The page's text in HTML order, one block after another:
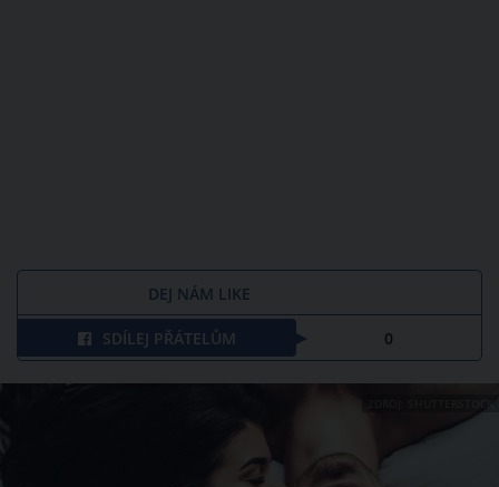
DEJ NÁM LIKE
SDÍLEJ PŘÁTELŮM 0
ZDROJ: SHUTTERSTOCK